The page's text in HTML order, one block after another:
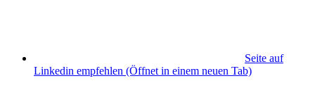
Seite auf
Linkedin empfehlen (Öffnet in einem neuen Tab)